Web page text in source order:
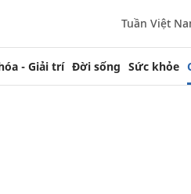
Tuần Việt
- Giải trí Đời sống Sức khỏe